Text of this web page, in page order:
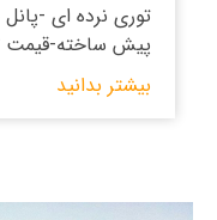
توری نرده ای -
پیش ساخته-قیمت
بیشتر بدانید